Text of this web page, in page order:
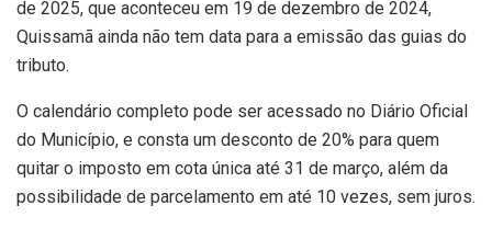
de 2025, que aconteceu em 19 de dezembro de 2024,
Quissamã ainda não tem data para a emissão das guias do
tributo.
O calendário completo pode ser acessado no Diário Oficial
do Município, e consta um desconto de 20% para quem
quitar o imposto em cota única até 31 de março, além da
possibilidade de parcelamento em até 10 vezes, sem juros.